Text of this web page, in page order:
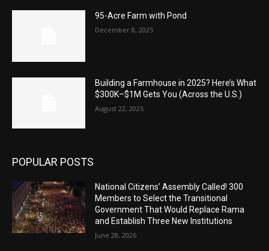
95-Acre Farm with Pond
December 8, 2025
Building a Farmhouse in 2025? Here’s What
$300K–$1M Gets You (Across the U.S.)
August 22, 2025
POPULAR POSTS
National Citizens’ Assembly Called! 300
Members to Select the Transitional
Government That Would Replace Rama
and Establish Three New Institutions
June 28, 2026